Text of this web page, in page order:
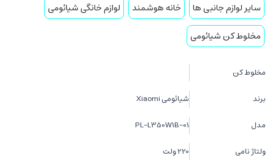
سایر لوازم جانبی ها
خانه هوشمند
لوازم خانگی شیائومی
مخلوط کن شیائومی
مخلوط کن
برند شیائومی Xiaomi
مدل PL-L350W1B-01
ولتاژ نامی 220 ولت